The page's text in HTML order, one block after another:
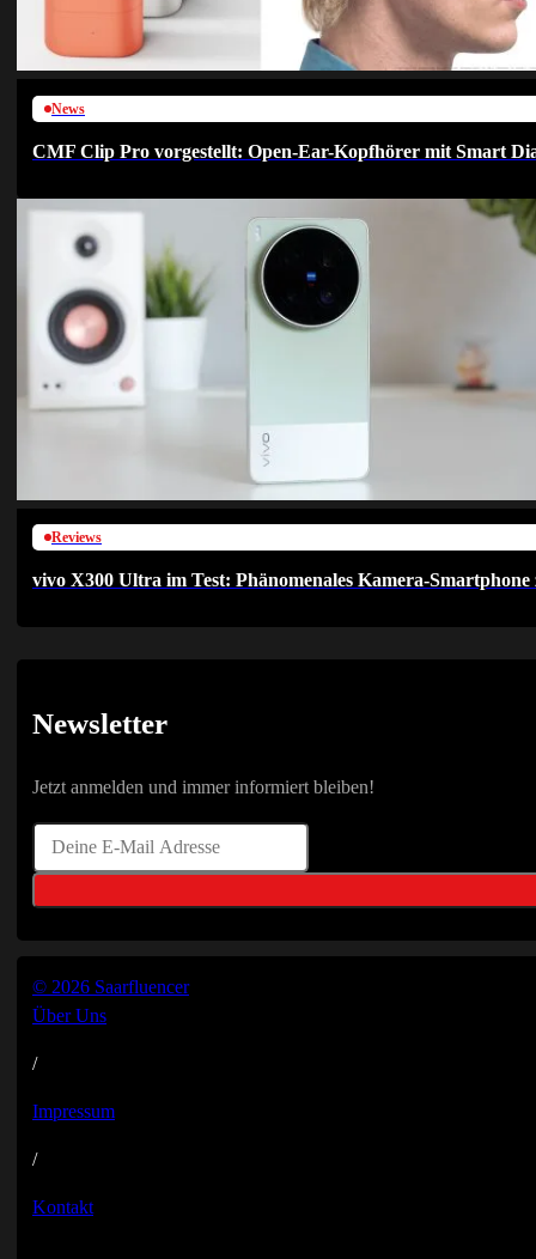
News
CMF Clip Pro vorgestellt: Open-Ear-Kopfhörer mit Smart
Reviews
vivo X300 Ultra im Test: Phänomenales Kamera-
Newsletter
Jetzt anmelden und immer informiert bleiben!
© 2026 Saarfluencer
Über Uns
/
Impressum
/
Kontakt